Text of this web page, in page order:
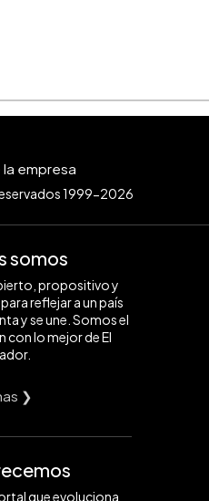
1999-2026
somos
propositivo y
reflejar a un país
y se une. Somos el
con lo mejor de El
❯
que evoluciona